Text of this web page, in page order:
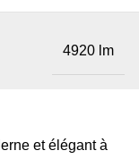
4920 lm
et élégant à